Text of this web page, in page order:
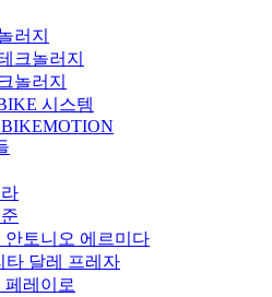
러지
크놀러지
놀러지
시스템
안토니오 에르미다
타 달레 프레자
페레이로